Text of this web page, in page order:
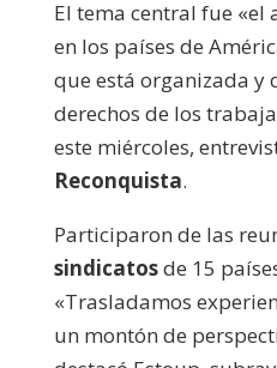
El tema central fue «el
en los países de
que está organizada y
derechos de los
este miércoles,
Reconquista.
Participaron de las
sindicatosde 15
«Trasladamos
un montón de